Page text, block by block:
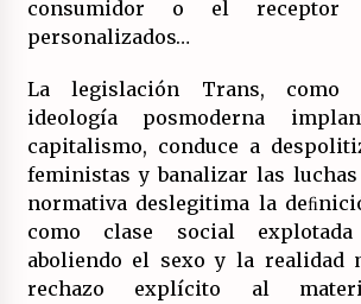
consumidor o el receptor
personalizados…
La legislación Trans, como
ideología posmoderna
capitalismo, conduce a
feministas y banalizar las
normativa deslegitima la
como clase social
aboliendo el sexo y la realidad
rechazo explícito al